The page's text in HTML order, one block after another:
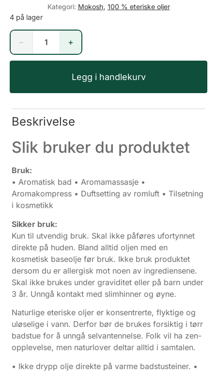
Kategori: Mokosh, 100 % eteriske oljer
4 på lager
− +
Legg i handlekurv
Beskrivelse
Slik bruker du produktet
Bruk:
• Aromatisk bad • Aromamassasje •
Aromakompress • Duftsetting av romluft • Tilsetning
i kosmetikk
Sikker bruk:
Kun til utvendig bruk. Skal ikke påføres ufortynnet
direkte på huden. Bland alltid oljen med en
kosmetisk baseolje før bruk. Ikke bruk produktet
dersom du er allergisk mot noen av ingrediensene.
Skal ikke brukes under graviditet eller på barn under
3 år. Unngå kontakt med slimhinner og øyne.
Naturlige eteriske oljer er konsentrerte, flyktige og
uløselige i vann. Derfor bør de brukes forsiktig i tørr
badstue for å unngå selvantennelse. Folk vil ha zen-
opplevelse, men naturlover deltar alltid i samtalen.
• Ikke drypp olje direkte på varme badstusteiner. •